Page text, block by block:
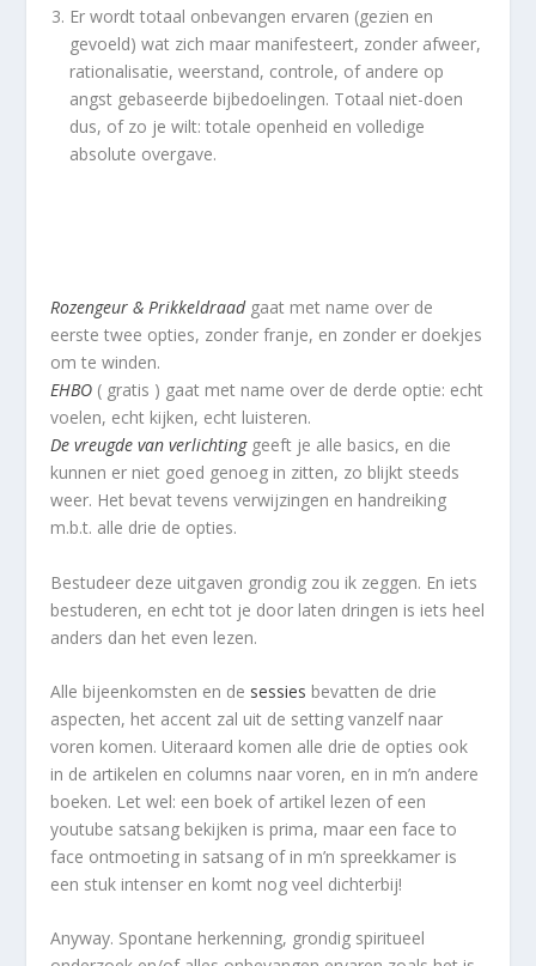
Er wordt totaal onbevangen ervaren (gezien en
gevoeld) wat zich maar manifesteert, zonder afweer,
rationalisatie, weerstand, controle, of andere op
angst gebaseerde bijbedoelingen. Totaal niet-doen
dus, of zo je wilt: totale openheid en volledige
absolute overgave.
Rozengeur & Prikkeldraadgaat met name over de
eerste twee opties, zonder franje, en zonder er doekjes
om te winden.
EHBO ( gratis ) gaat met name over de derde optie: echt
voelen, echt kijken, echt luisteren.
De vreugde van verlichting geeft je alle basics, en die
kunnen er niet goed genoeg in zitten, zo blijkt steeds
weer. Het bevat tevens verwijzingen en handreiking
m.b.t. alle drie de opties.
Bestudeer deze uitgaven grondig zou ik zeggen. En iets
bestuderen, en echt tot je door laten dringen is iets heel
anders dan het even lezen.
Alle bijeenkomsten en de sessies bevatten de drie
aspecten, het accent zal uit de setting vanzelf naar
voren komen. Uiteraard komen alle drie de opties ook
in de artikelen en columns naar voren, en in m’n andere
boeken. Let wel: een boek of artikel lezen of een
youtube satsang bekijken is prima, maar een face to
face ontmoeting in satsang of in m’n spreekkamer is
een stuk intenser en komt nog veel dichterbij!
Anyway. Spontane herkenning, grondig spiritueel